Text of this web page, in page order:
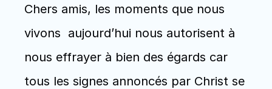
Chers amis, les moments que nous
vivons  aujourd’hui nous autorisent à
nous effrayer à bien des égards car
tous les signes annoncés par Christ se